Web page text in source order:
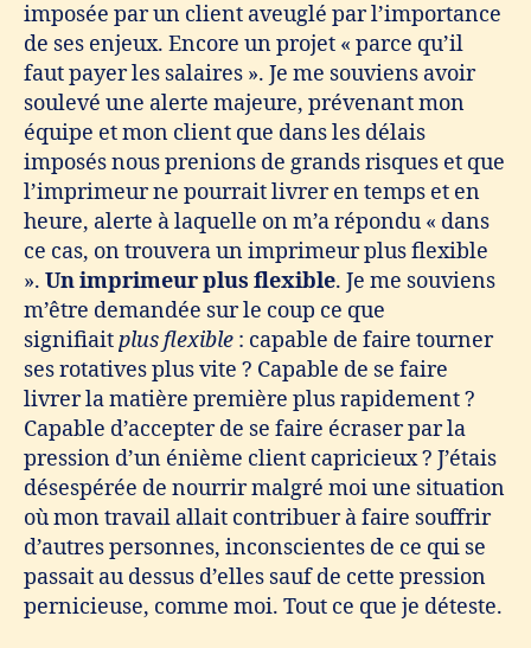
imposée par un client aveuglé par l’importance
de ses enjeux. Encore un projet « parce qu’il
faut payer les salaires ». Je me souviens avoir
soulevé une alerte majeure, prévenant mon
équipe et mon client que dans les délais
imposés nous prenions de grands risques et que
l’imprimeur ne pourrait livrer en temps et en
heure, alerte à laquelle on m’a répondu « dans
ce cas, on trouvera un imprimeur plus flexible
». Un imprimeur plus flexible. Je me souviens
m’être demandée sur le coup ce que
signifiaitplus flexible : capable de faire tourner
ses rotatives plus vite ? Capable de se faire
livrer la matière première plus rapidement ?
Capable d’accepter de se faire écraser par la
pression d’un énième client capricieux ? J’étais
désespérée de nourrir malgré moi une situation
où mon travail allait contribuer à faire souffrir
d’autres personnes, inconscientes de ce qui se
passait au dessus d’elles sauf de cette pression
pernicieuse, comme moi. Tout ce que je déteste.